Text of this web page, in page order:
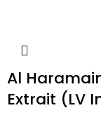
Al
Extrait (LV